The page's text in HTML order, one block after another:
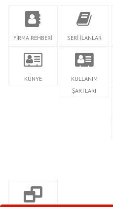
FİRMA REHBERİ SERİ İLANLAR
KÜNYE
KULLANIM
ŞARTLARI